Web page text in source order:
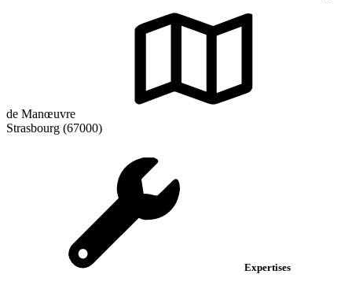
de Manœuvre
Strasbourg (67000)
Expertises